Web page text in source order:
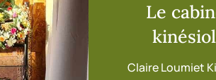
Le
Claire Loumiet